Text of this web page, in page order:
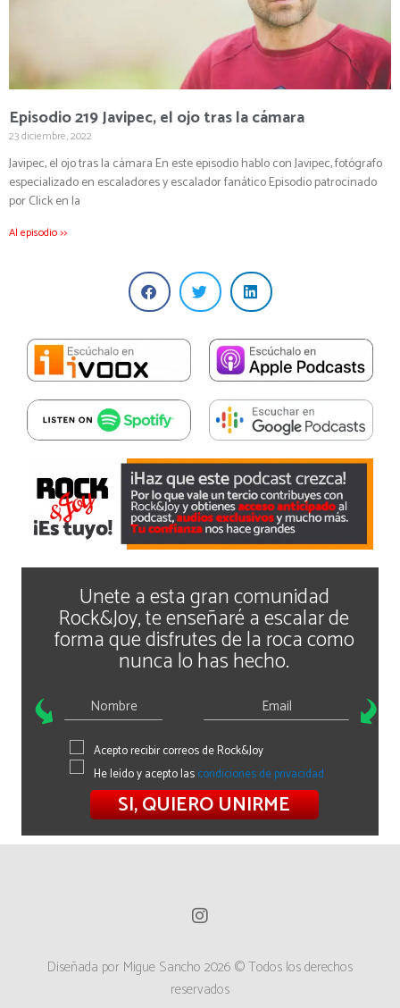
Episodio 219 Javipec, el ojo tras la cámara
23 diciembre, 2022
Javipec, el ojo tras la cámara En este episodio hablo con Javipec, fotógrafo
especializado en escaladores y escalador fanático Episodio patrocinado
por Click en la
Al episodio >>
Únete a esta gran comunidad
Rock&Joy, te enseñaré a escalar de
forma que disfrutes de la roca como
nunca lo has hecho.
Acepto recibir correos de Rock&Joy
He leído y acepto lascondiciones de privacidad
SI, QUIERO UNIRME
I
n
t
a
Diseñada por Migue Sancho 2026 © Todos los derechos
reservados